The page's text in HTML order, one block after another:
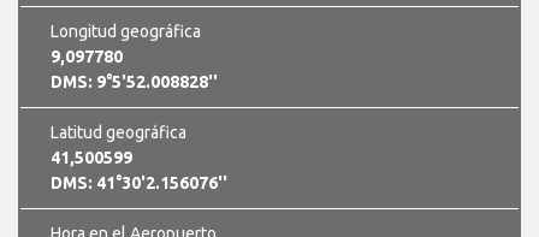
Longitud geográfica
9,097780
DMS: 9°5'52.008828''
Latitud geográfica
41,500599
DMS: 41°30'2.156076''